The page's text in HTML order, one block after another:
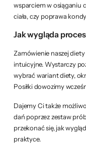
wsparciem w osiąganiu
ciała, czy poprawa
Jak wygląda
Zamówienie naszej
intuicyjne. Wystarczy
wybrać wariant diety,
Posiłki dowozimy
Dajemy Ci także
dań poprzez zestaw
przekonać się, jak
praktyce.